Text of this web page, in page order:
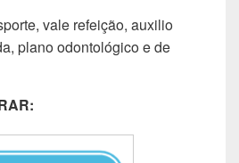
vale refeição, auxilio
plano odontológico e de